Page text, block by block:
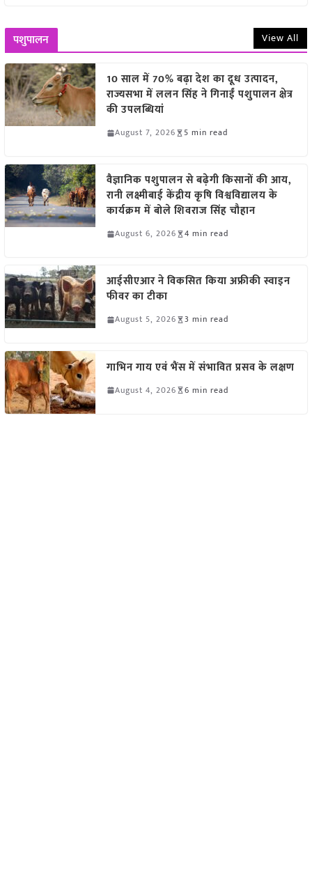
पशुपालन View All
10 साल में 70% बढ़ा देश का दूध उत्पादन,
राज्यसभा में ललन सिंह ने गिनाईं पशुपालन क्षेत्र
की उपलब्धियां
August 7, 2026 5 min read
वैज्ञानिक पशुपालन से बढ़ेगी किसानों की आय,
रानी लक्ष्मीबाई केंद्रीय कृषि विश्वविद्यालय के
कार्यक्रम में बोले शिवराज सिंह चौहान
August 6, 2026 4 min read
आईसीएआर ने विकसित किया अफ्रीकी स्वाइन
फीवर का टीका
August 5, 2026 3 min read
गाभिन गाय एवं भैंस में संभावित प्रसव के लक्षण
August 4, 2026 6 min read